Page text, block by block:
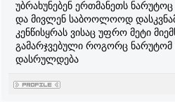
უბრახუნებენ ერთმანეთს ნარუტოც
და მივლენ საბოოლოოდ
კენწისყრას ვისაც უფრო მეტი
გამარჯვებული როგორც ნარუტომ
დასრულდება